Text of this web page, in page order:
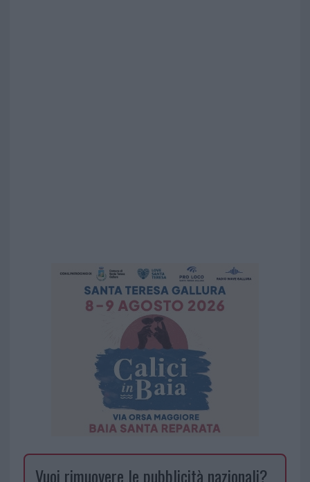
Vuoi rimuovere le pubblicità nazionali?